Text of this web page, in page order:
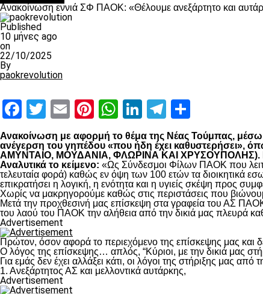
Ανακοίνωση εννιά ΣΦ ΠΑΟΚ: «Θέλουμε ανεξάρτητο και
Published
10 μήνες ago
on
22/10/2025
By
paokrevolution
Facebook
Twitter
EmailPinterest
WhatsApp
LinkedIn
Telegram
Ανακοίνωση με αφορμή το θέμα της Νέας Τούμπας, μέσω
ανέγερση του γηπέδου «που ήδη έχει
ΑΜΥΝΤΑΙΟ, ΜΟΥΔΑΝΙΑ, ΦΛΩΡΙΝΑ ΚΑΙ ΧΡΥΣΟΥΠΟΛΗΣ).
Αναλυτικά το κείμενο: «Ως Σύνδεσμοι Φίλων ΠΑΟΚ που
τελευταία φορά) καθώς εν όψη των 100 ετών τα διοικητικά
επικρατήσει η λογική, η ενότητα και η υγιείς σκέψη προς
Χωρίς να μακρηγορούμε καθώς στις περιστάσεις που
Μετά την προχθεσινή μας επίσκεψη στα γραφεία του ΑΣ
του λαού του ΠΑΟΚ την αλήθεια από την δικιά μας πλευρά
Advertisement
Πρώτον, όσον αφορά το περιεχόμενο της επίσκεψης μας και
Ο λόγος της επίσκεψης… απλός, “Κύριοι, με την δικιά μας
Για εμάς δεν έχει αλλάξει κάτι, οι λόγοι της στήριξης μας
1. Ανεξάρτητος ΑΣ και μελλοντικά αυτάρκης,
Advertisement